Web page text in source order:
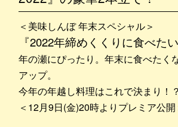
＜美味しんぼ 年末スペシャル＞
『2022年締めくくりに食べた
年の瀬にぴったり。年末に食べたく
アップ。
今年の年越し料理はこれで決まり！？
＜12月9日(金)20時よりプレミア公開